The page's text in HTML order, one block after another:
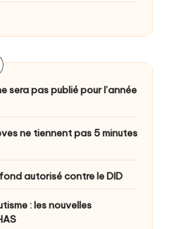
sera pas publié pour l’année
ne tiennent pas 5 minutes
autorisé contre le DID
: les nouvelles